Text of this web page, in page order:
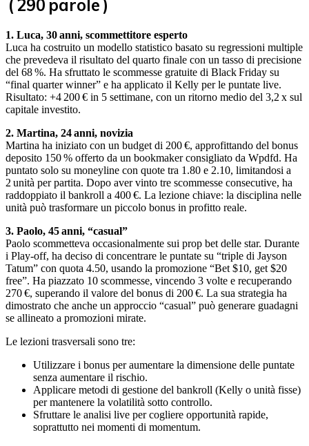
( 290 parole )
1. Luca, 30 anni, scommettitore esperto
Luca ha costruito un modello statistico basato su regressioni multiple
che prevedeva il risultato del quarto finale con un tasso di precisione
del 68 %. Ha sfruttato le scommesse gratuite di Black Friday su
“final quarter winner” e ha applicato il Kelly per le puntate live.
Risultato: +4 200 € in 5 settimane, con un ritorno medio del 3,2 x sul
capitale investito.
2. Martina, 24 anni, novizia
Martina ha iniziato con un budget di 200 €, approfittando del bonus
deposito 150 % offerto da un bookmaker consigliato da Wpdfd. Ha
puntato solo su moneyline con quote tra 1.80 e 2.10, limitandosi a
2 unità per partita. Dopo aver vinto tre scommesse consecutive, ha
raddoppiato il bankroll a 400 €. La lezione chiave: la disciplina nelle
unità può trasformare un piccolo bonus in profitto reale.
3. Paolo, 45 anni, “casual”
Paolo scommetteva occasionalmente sui prop bet delle star. Durante
i Play‑off, ha deciso di concentrare le puntate su “triple di Jayson
Tatum” con quota 4.50, usando la promozione “Bet $10, get $20
free”. Ha piazzato 10 scommesse, vincendo 3 volte e recuperando
270 €, superando il valore del bonus di 200 €. La sua strategia ha
dimostrato che anche un approccio “casual” può generare guadagni
se allineato a promozioni mirate.
Le lezioni trasversali sono tre:
Utilizzare i bonus per aumentare la dimensione delle puntate
senza aumentare il rischio.
Applicare metodi di gestione del bankroll (Kelly o unità fisse)
per mantenere la volatilità sotto controllo.
Sfruttare le analisi live per cogliere opportunità rapide,
soprattutto nei momenti di momentum.